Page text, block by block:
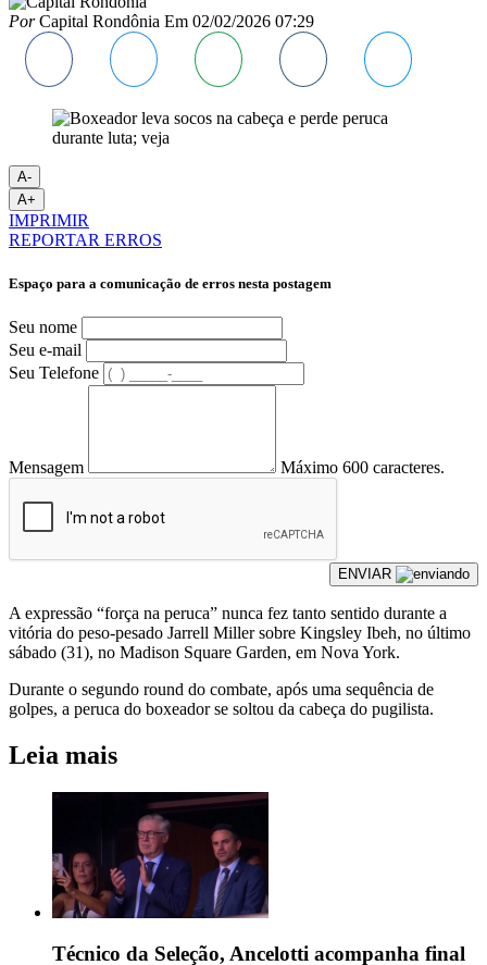
PorCapital Rondônia Em 02/02/2026 07:29
A-
A+
IMPRIMIR
REPORTAR ERROS
Espaço para a comunicação de erros nesta postagem
Seu nome
Seu e-mail
Seu Telefone
Mensagem Máximo 600 caracteres.
ENVIAR
A expressão “força na peruca” nunca fez tanto sentido durante a
vitória do peso-pesado Jarrell Miller sobre Kingsley Ibeh, no último
sábado (31), no Madison Square Garden, em Nova York.
Durante o segundo round do combate, após uma sequência de
golpes, a peruca do boxeador se soltou da cabeça do pugilista.
Leia mais
Técnico da Seleção, Ancelotti acompanha final